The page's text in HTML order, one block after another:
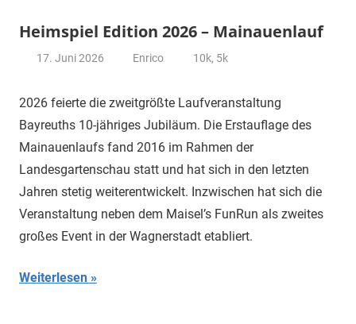
Heimspiel Edition 2026 – Mainauenlauf
17. Juni 2026 Enrico 10k, 5k
2026 feierte die zweitgrößte Laufveranstaltung
Bayreuths 10-jähriges Jubiläum. Die Erstauflage des
Mainauenlaufs fand 2016 im Rahmen der
Landesgartenschau statt und hat sich in den letzten
Jahren stetig weiterentwickelt. Inzwischen hat sich die
Veranstaltung neben dem Maisel’s FunRun als zweites
großes Event in der Wagnerstadt etabliert.
Weiterlesen